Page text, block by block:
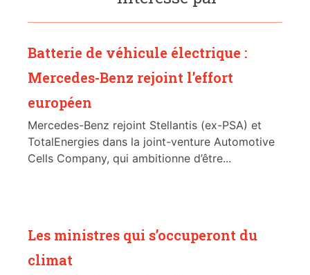
Batterie de véhicule électrique :
Mercedes-Benz rejoint l’effort
européen
Mercedes-Benz rejoint Stellantis (ex-PSA) et
TotalEnergies dans la joint-venture Automotive
Cells Company, qui ambitionne d’être...
Les ministres qui s’occuperont du
climat